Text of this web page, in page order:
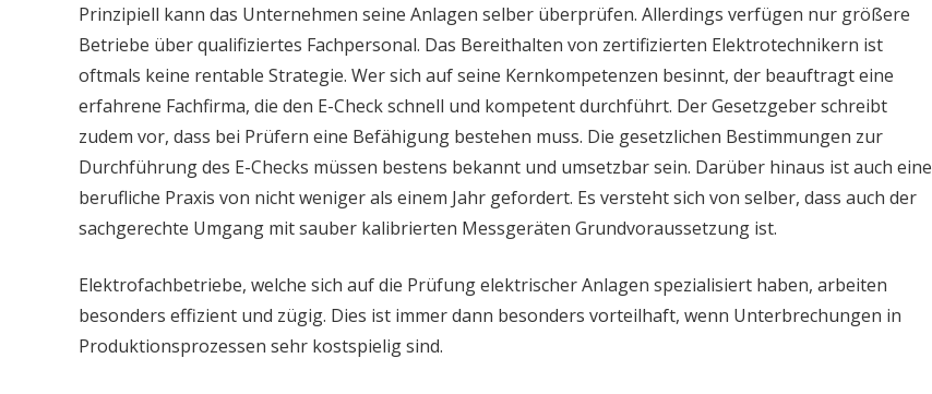
Prinzipiell kann das Unternehmen seine Anlagen selber überprüfen. Allerdings verfügen nur größere
Betriebe über qualifiziertes Fachpersonal. Das Bereithalten von zertifizierten Elektrotechnikern ist
oftmals keine rentable Strategie. Wer sich auf seine Kernkompetenzen besinnt, der beauftragt eine
erfahrene Fachfirma, die den E-Check schnell und kompetent durchführt. Der Gesetzgeber schreibt
zudem vor, dass bei Prüfern eine Befähigung bestehen muss. Die gesetzlichen Bestimmungen zur
Durchführung des E-Checks müssen bestens bekannt und umsetzbar sein. Darüber hinaus ist auch eine
berufliche Praxis von nicht weniger als einem Jahr gefordert. Es versteht sich von selber, dass auch der
sachgerechte Umgang mit sauber kalibrierten Messgeräten Grundvoraussetzung ist.
Elektrofachbetriebe, welche sich auf die Prüfung elektrischer Anlagen spezialisiert haben, arbeiten
besonders effizient und zügig. Dies ist immer dann besonders vorteilhaft, wenn Unterbrechungen in
Produktionsprozessen sehr kostspielig sind.